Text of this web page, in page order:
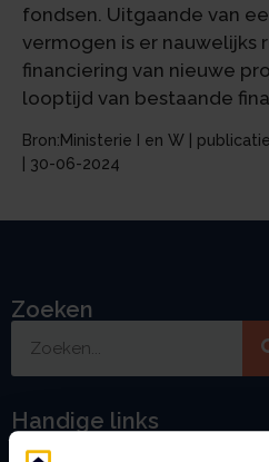
fondsen. Uitgaande van
vermogen is er nauwelijks
financiering van nieuwe
looptijd van bestaande
Bron:Ministerie I en W |
| 30-06-2024
Zoeken
Handige links